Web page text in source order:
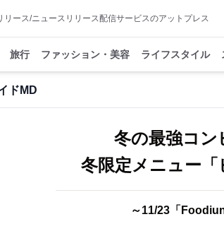
リース/ニュースリリース配信サービスのアットプレス
旅行 ファッション・美容 ライフスタイル
ドMD
冬の最強コン
冬限定メニュー
～11/23「